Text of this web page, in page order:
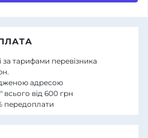
тарифами перевізника
адресою
від 600 грн
передоплати